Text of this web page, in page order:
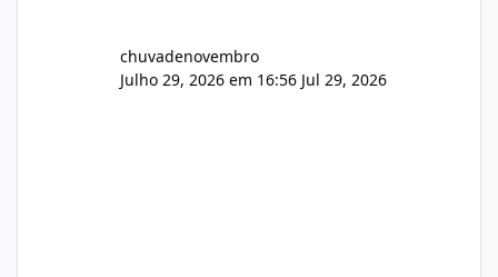
chuvadenovembro
Julho 29, 2026 em 16:56 Jul 29, 2026